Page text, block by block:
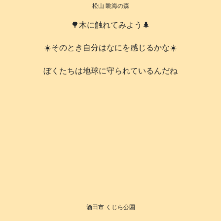
松山 眺海の森
🌳木に触れてみよう🌲
☀️そのとき自分はなにを感じるかな☀️
️ぼくたちは地球に守られているんだね
酒田市 くじら公園